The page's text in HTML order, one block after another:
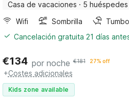
Casa de vacaciones · 5 huéspedes
Wifi
Sombrilla
Cancelación gratuita 21 días
€134 por noche €181 27% off
+Costes adicionales
Kids zone available